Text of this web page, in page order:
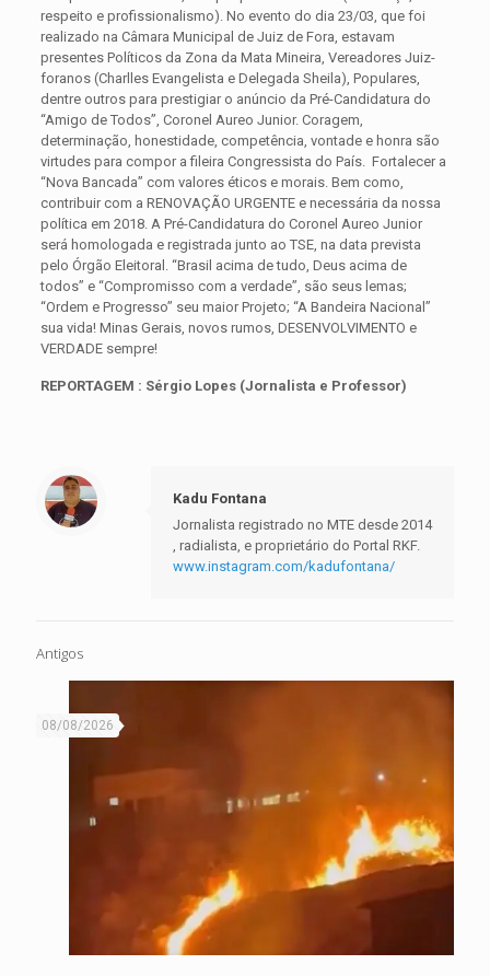
respeito e profissionalismo). No evento do dia 23/03, que foi
realizado na Câmara Municipal de Juiz de Fora, estavam
presentes Políticos da Zona da Mata Mineira, Vereadores Juiz-
foranos (Charlles Evangelista e Delegada Sheila), Populares,
dentre outros para prestigiar o anúncio da Pré-Candidatura do
“Amigo de Todos”, Coronel Aureo Junior. Coragem,
determinação, honestidade, competência, vontade e honra são
virtudes para compor a fileira Congressista do País. Fortalecer a
“Nova Bancada” com valores éticos e morais. Bem como,
contribuir com a RENOVAÇÃO URGENTE e necessária da nossa
política em 2018. A Pré-Candidatura do Coronel Aureo Junior
será homologada e registrada junto ao TSE, na data prevista
pelo Órgão Eleitoral. “Brasil acima de tudo, Deus acima de
todos” e “Compromisso com a verdade”, são seus lemas;
“Ordem e Progresso” seu maior Projeto; “A Bandeira Nacional”
sua vida! Minas Gerais, novos rumos, DESENVOLVIMENTO e
VERDADE sempre!
REPORTAGEM : Sérgio Lopes (Jornalista e Professor)
Kadu Fontana
Jornalista registrado no MTE desde 2014
, radialista, e proprietário do Portal RKF.
www.instagram.com/kadufontana/
Antigos
08/08/2026